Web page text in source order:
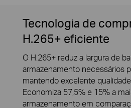
Tecnologia de
H.265+ eficiente
O H.265+ reduz a largura de
armazenamento necessários
mantendo excelente
Economiza 57,5% e 15% a
armazenamento em